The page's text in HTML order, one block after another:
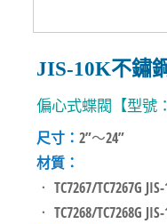
JIS-10K不鏽
偏心式蝶閥【型號
尺寸： 2”～24”
材質：
． TC7267/TC7267G
． TC7268/TC7268G